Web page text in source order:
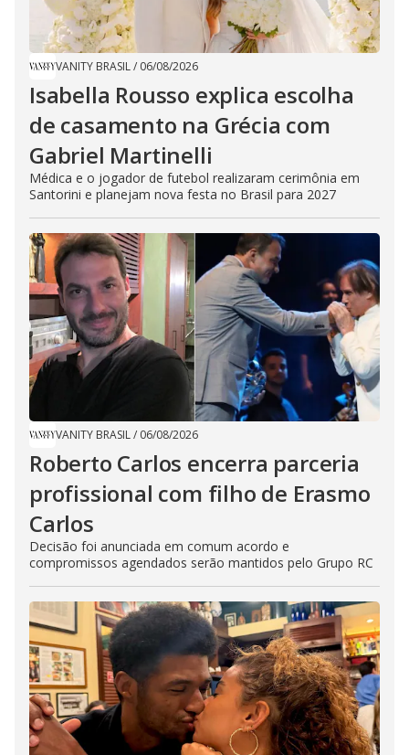
VANITY BRASIL/ 06/08/2026
Isabella Rousso explica escolha
de casamento na Grécia com
Gabriel Martinelli
Médica e o jogador de futebol realizaram cerimônia em
Santorini e planejam nova festa no Brasil para 2027
VANITY BRASIL/ 06/08/2026
Roberto Carlos encerra parceria
profissional com filho de Erasmo
Carlos
Decisão foi anunciada em comum acordo e
compromissos agendados serão mantidos pelo Grupo RC